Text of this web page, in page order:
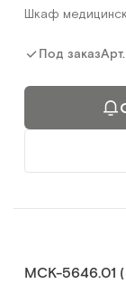
Шкаф
Под заказАрт.
МСК-5646.01